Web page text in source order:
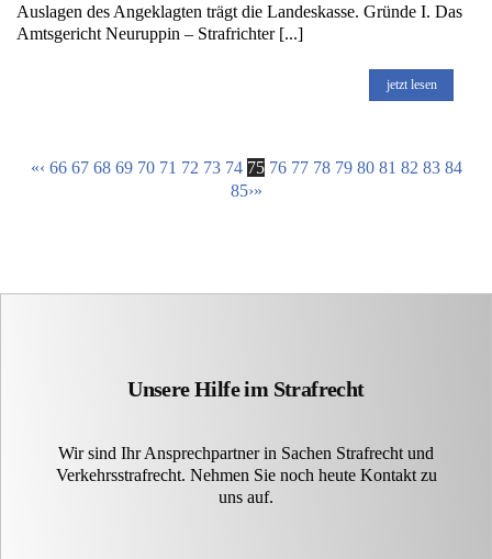
Auslagen des Angeklagten trägt die Landeskasse. Gründe I. Das
Amtsgericht Neuruppin – Strafrichter [...]
jetzt lesen
«‹ 66 67 68 69 70 71 72 73 74 75 76 77 78 79 80 81 82 83 84
85›»
Unsere Hilfe im Strafrecht
Wir sind Ihr Ansprechpartner in Sachen Strafrecht und
Verkehrsstrafrecht. Nehmen Sie noch heute Kontakt zu
uns auf.